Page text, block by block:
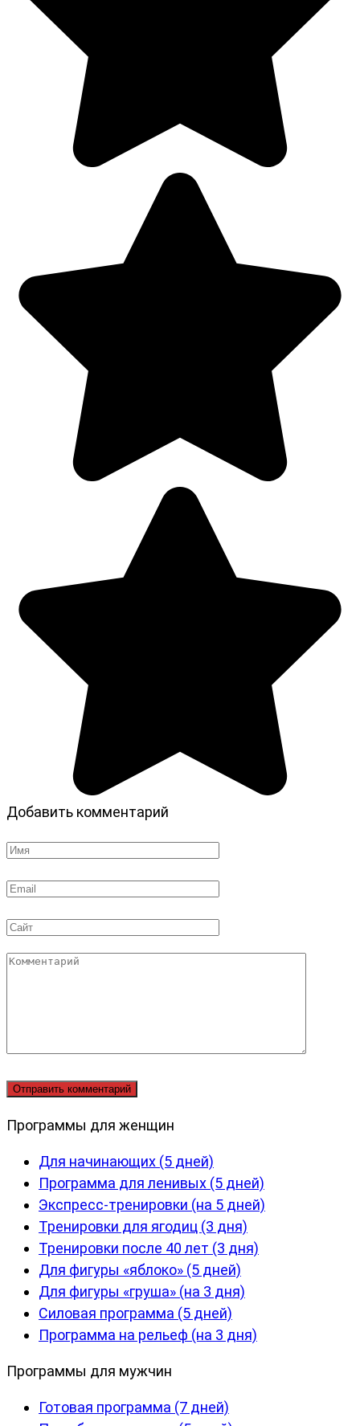
Добавить комментарий
Имя
Email
Сайт
Комментарий
Программы для женщин
Для начинающих (5 дней)
Программа для ленивых (5 дней)
Экспресс-тренировки (на 5 дней)
Тренировки для ягодиц (3 дня)
Тренировки после 40 лет (3 дня)
Для фигуры «яблоко» (5 дней)
Для фигуры «груша» (на 3 дня)
Силовая программа (5 дней)
Программа на рельеф (на 3 дня)
Программы для мужчин
Готовая программа (7 дней)